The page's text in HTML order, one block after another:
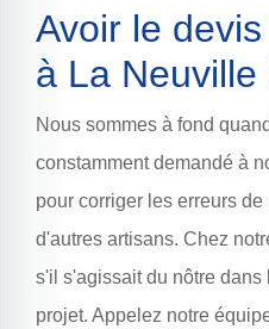
Avoir le
à La Neuville
Nous sommes à fond
constamment demandé à
pour corriger les erreurs
d'autres artisans. Chez
s'il s'agissait du nôtre
projet. Appelez notre